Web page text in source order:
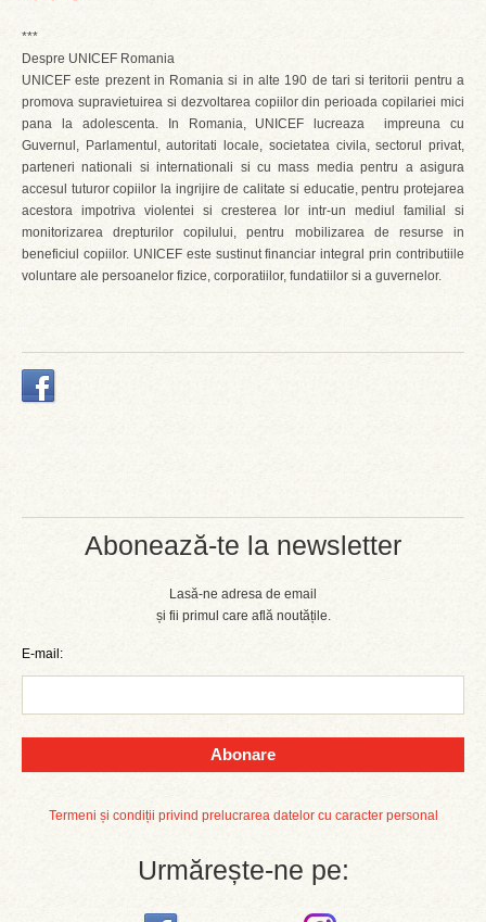
Abonează-te la newsletter
Lasă-ne adresa de email
și fii primul care află noutățile.
E-mail:
Abonare
Termeni și condiții privind prelucrarea datelor cu caracter personal
Urmărește-ne pe:
***
Despre UNICEF Romania
UNICEF este prezent in Romania si in alte 190 de tari si teritorii pentru a
promova supravietuirea si dezvoltarea copiilor din perioada copilariei mici
pana la adolescenta. In Romania, UNICEF lucreaza impreuna cu
Guvernul, Parlamentul, autoritati locale, societatea civila, sectorul privat,
parteneri nationali si internationali si cu mass media pentru a asigura
accesul tuturor copiilor la ingrijire de calitate si educatie, pentru protejarea
acestora impotriva violentei si cresterea lor intr-un mediul familial si
monitorizarea drepturilor copilului, pentru mobilizarea de resurse in
beneficiul copiilor. UNICEF este sustinut financiar integral prin contributiile
voluntare ale persoanelor fizice, corporatiilor, fundatiilor si a guvernelor.